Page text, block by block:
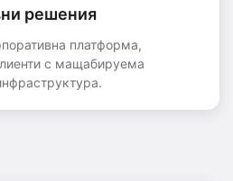
решения
платформа,
с мащабируема